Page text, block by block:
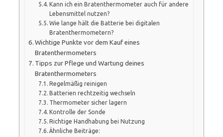
Kann ich ein Bratenthermometer auch für andere
Lebensmittel nutzen?
Wie lange hält die Batterie bei digitalen
Bratenthermometern?
Wichtige Punkte vor dem Kauf eines
Bratenthermometers
Tipps zur Pflege und Wartung deines
Bratenthermometers
Regelmäßig reinigen
Batterien rechtzeitig wechseln
Thermometer sicher lagern
Kontrolle der Sonde
Richtige Handhabung bei Nutzung
Ähnliche Beiträge: